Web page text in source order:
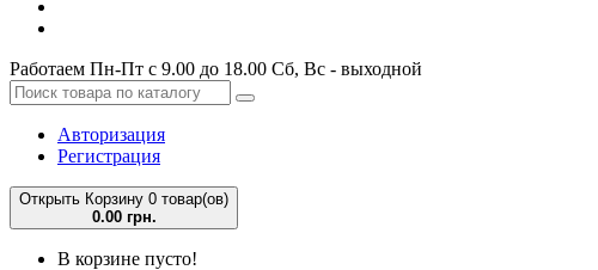
Работаем Пн-Пт с 9.00 до 18.00 Сб, Вс - выходной
Авторизация
Регистрация
Открыть Корзину 0 товар(ов)
0.00 грн.
В корзине пусто!